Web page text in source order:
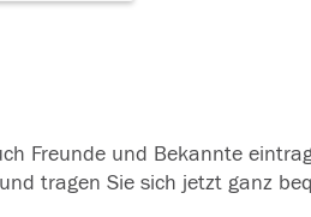
Freunde und Bekannte
tragen Sie sich jetzt ganz